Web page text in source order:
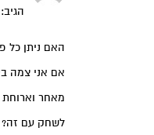
הגיב:
האם ניתן כל
לשחק עם זה?